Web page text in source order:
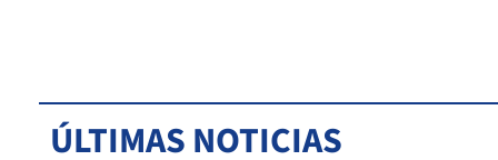
ÚLTIMAS NOTICIAS